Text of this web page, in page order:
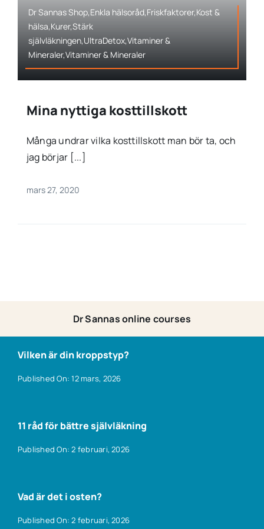
Dr Sannas Shop,Enkla hälsoråd,Friskfaktorer,Kost &
hälsa,Kurer,Stärk
självläkningen,UltraDetox,Vitaminer &
Mineraler,Vitaminer & Mineraler
Mina nyttiga kosttillskott
Många undrar vilka kosttillskott man bör ta, och
jag börjar [...]
mars 27, 2020
Dr Sannas online courses
Vilken är din kroppstyp?
Published On: 12 mars, 2026
11 råd för bättre självläkning
Published On: 2 februari, 2026
Vad är det i osten?
Published On: 2 februari, 2026